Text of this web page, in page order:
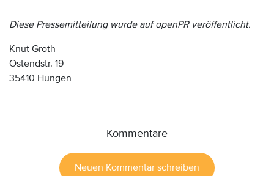
Diese Pressemitteilung wurde auf openPR veröffentlicht.
Knut Groth
Ostendstr. 19
35410 Hungen
Kommentare
Neuen Kommentar schreiben